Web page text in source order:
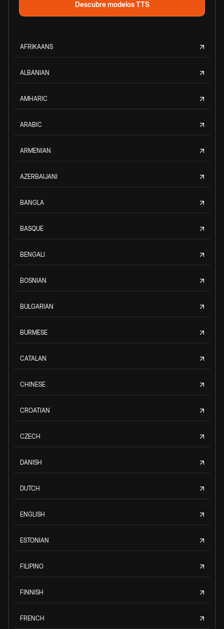
Descubre modelos TTS
AFRIKAANS
ALBANIAN
AMHARIC
ARABIC
ARMENIAN
AZERBAIJANI
BANGLA
BASQUE
BENGALI
BOSNIAN
BULGARIAN
BURMESE
CATALAN
CHINESE
CROATIAN
CZECH
DANISH
DUTCH
ENGLISH
ESTONIAN
FILIPINO
FINNISH
FRENCH